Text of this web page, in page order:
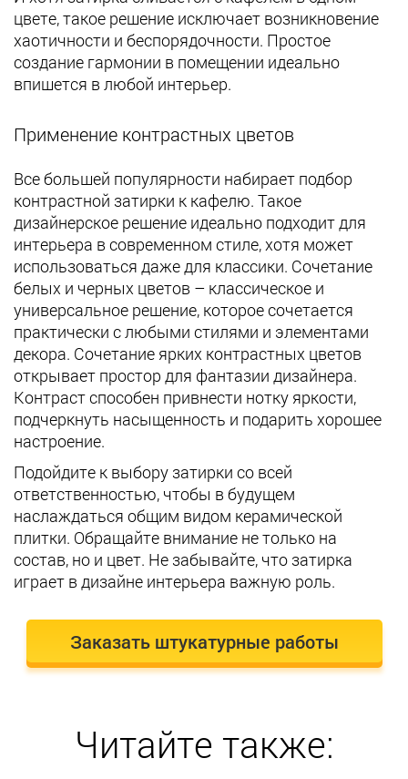
цвете, такое решение исключает возникновение
хаотичности и беспорядочности. Простое
создание гармонии в помещении идеально
впишется в любой интерьер.
Применение контрастных цветов
Все большей популярности набирает подбор
контрастной затирки к кафелю. Такое
дизайнерское решение идеально подходит для
интерьера в современном стиле, хотя может
использоваться даже для классики. Сочетание
белых и черных цветов – классическое и
универсальное решение, которое сочетается
практически с любыми стилями и элементами
декора. Сочетание ярких контрастных цветов
открывает простор для фантазии дизайнера.
Контраст способен привнести нотку яркости,
подчеркнуть насыщенность и подарить хорошее
настроение.
Подойдите к выбору затирки со всей
ответственностью, чтобы в будущем
наслаждаться общим видом керамической
плитки. Обращайте внимание не только на
состав, но и цвет. Не забывайте, что затирка
играет в дизайне интерьера важную роль.
Заказать штукатурные работы
Читайте также: